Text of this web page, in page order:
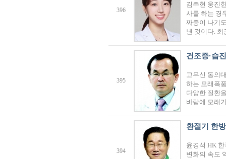
396
김주현 웅진
사를 하는 경
짜증이 나기
낸 것이다.
395
건조증·습
고우신 동의
하는 모래폭
다양한 질환
바람에 모래
394
환절기 한
윤경석 HK
변화의 속도